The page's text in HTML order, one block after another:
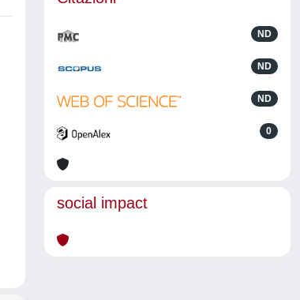
ND
ND
ND
0
social impact